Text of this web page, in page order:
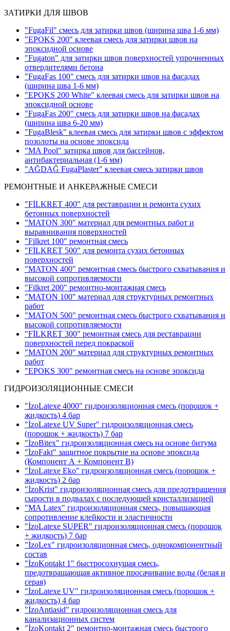
ЗАТИРКИ ДЛЯ ШВОВ
"FugaFil" смесь для затирки швов (ширина шва 1-6 мм)
"EPOKS 200" клеевая смесь для затирки швов на
эпоксидной основе
"Fugaton" для затирки швов поверхностей упрочненных
отвердителями бетона
"FugaFas 100" смесь для затирки швов на фасадах
(ширина шва 1-6 мм)
"EPOKS 200 White" клеевая смесь для затирки швов на
эпоксидной основе
"FugaFas 200" смесь для затирки швов на фасадах
(ширина шва 6-20 мм)
"FugaBlesk" клеевая смесь для затирки швов с эффектом
позолоты на основе эпоксида
"MA Pool" затирка швов для бассейнов,
антибактериальная (1-6 мм)
"AĞDAĞ FugaPlaster" клеевая смесь затирки швов
РЕМОНТНЫЕ И АНКЕРАЖНЫЕ СМЕСИ
"FİLKRET 400" для реставрации и ремонта сухих
бетонных поверхностей
"MATON 300" материал для ремонтных работ и
выравнивания поверхностей
"Filkret 100" ремонтная смесь
"FİLKRET 500" для ремонта сухих бетонных
поверхностей
"MATON 400" ремонтная смесь быстрого схватывания и
высокой сопротивляемости
"Filkret 200" pемонтно-монтажная смесь
"MATON 100" материал для структурных ремонтных
работ
"MATON 500" ремонтная смесь быстрого схватывания и
высокой сопротивляемости
"FİLKRET 300" ремонтная смесь для реставрации
поверхностей перед покраской
"MATON 200" материал для структурных ремонтных
работ
"EPOKS 300" ремонтная смесь на основе эпоксида
ГИДРОИЗОЛЯЦИОННЫЕ СМЕСИ
"İzoLatexe 4000" гидроизоляционная смесь (порошок +
жидкость) 4 бар
"İzoLatexe UV Super" гидроизоляционная смесь
(порошок + жидкость) 7 бар
"İzoBitex" гидроизоляционная смесь на основе битума
"İzoFakt" защитное покрытие на основе эпоксида
(Компонент А + Компонент В)
"İzoLatexe Eko" гидроизоляционная смесь (порошок +
жидкость) 2 бар
"İzoKrist" гидроизоляционная смесь для предотвращения
сырости в подвалах с последующей кристаллизацией
"MA Latex" гидроизоляционная смесь, повышающая
сопротивление клейкости и эластичности
"İzoLatexe SUPER" гидроизоляционная смесь (порошок
+ жидкость) 7 бар
"İzoLex" гидроизоляционная смесь, однокомпонентный
состав
"İzoKontakt 1" быстросохнущая смесь,
предотвращающая активное просачивание воды (белая и
серая)
"İzoLatexe UV" гидроизоляционная смесь (порошок +
жидкость) 4 бар
"İzoAntiasid" гидроизоляционная смесь для
канализационных систем
"İzoKontakt 2" ремонтно-монтажная смесь быстрого